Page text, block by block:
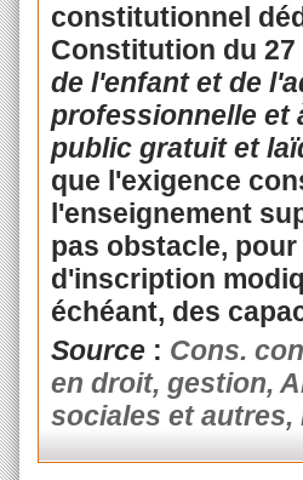
constitutionnel
Constitution du 27
de l'enfant et de
professionnelle et
public gratuit et
que l'exigence
l'enseignement
pas obstacle,
d'inscription
échéant, des
Source: Cons.
en droit, gestion,
sociales et autres,